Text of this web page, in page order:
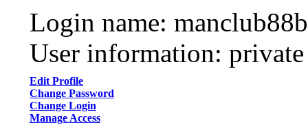
Login name:
User information: private
Edit Profile
Change Password
Change Login
Manage Access